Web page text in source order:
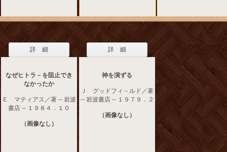
詳 細
なぜヒトラ－を阻止でき
なかったか
Ｅ マティアス／著 -- 岩波
書店 -- １９８４．１０
（画像なし）
詳 細
神を演ずる
Ｊ グッドフィ－ルド／著
-- 岩波書店 -- １９７９．２
（画像なし）